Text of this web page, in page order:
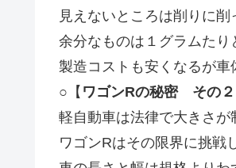
見えないところは削りに削
余分なものは１グラムたり
製造コストも安くなるが車
○【 ワゴンRの秘密 その２
軽自動車は法律で大きさが
ワゴンRはその限界に挑戦